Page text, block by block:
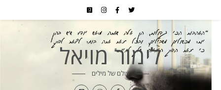
לימור מויאל
עולם של מילים